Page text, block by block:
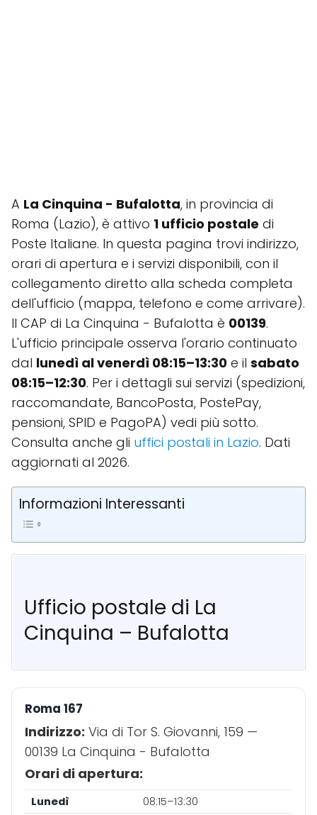
A La Cinquina - Bufalotta, in provincia di
Roma (Lazio), è attivo 1 ufficio postale di
Poste Italiane. In questa pagina trovi indirizzo,
orari di apertura e i servizi disponibili, con il
collegamento diretto alla scheda completa
dell'ufficio (mappa, telefono e come arrivare).
Il CAP di La Cinquina - Bufalotta è 00139.
L'ufficio principale osserva l'orario continuato
dal lunedì al venerdì 08:15–13:30 e il sabato
08:15–12:30. Per i dettagli sui servizi (spedizioni,
raccomandate, BancoPosta, PostePay,
pensioni, SPID e PagoPA) vedi più sotto.
Consulta anche gli uffici postali in Lazio. Dati
aggiornati al 2026.
Informazioni Interessanti
Ufficio postale di La
Cinquina – Bufalotta
Roma 167
Indirizzo: Via di Tor S. Giovanni, 159 —
00139 La Cinquina - Bufalotta
Orari di apertura:
Lunedì
08:15–13:30